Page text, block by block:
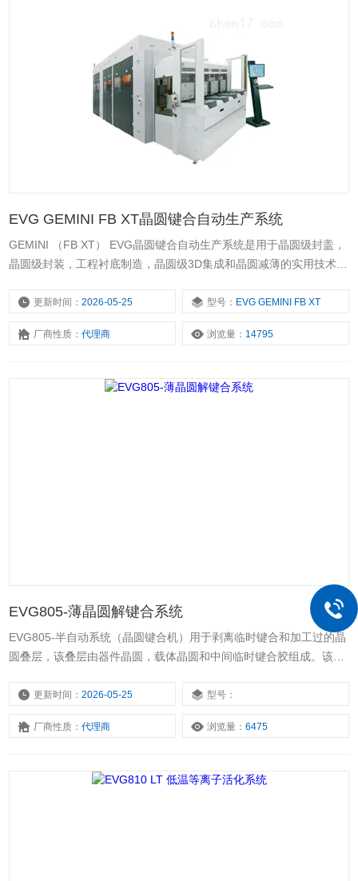
EVG GEMINI FB XT晶圆键合自动生产系统
GEMINI （FB XT） EVG晶圆键合自动生产系统是用于晶圆级封盖，
晶圆级封装，工程衬底制造，晶圆级3D集成和晶圆减薄的实用技术。
CIS（CMOS图像传感器）实现了惊人的增长。这些过程使制造工程
极，直接/熔融，玻璃粉，焊料（包括共晶和瞬态液相）和金属扩散/
更新时间：2026-05-25 型号： EVG GEMINI FB XT
厂商性质：代理商 浏览量： 14795
EVG805-薄晶圆解键合系统
EVG805-半自动系统（晶圆键合机）用于剥离临时键合和加工过的晶
圆叠层，该叠层由器件晶圆，载体晶圆和中间临时键合胶组成。该工
更新时间：2026-05-25 型号：
厂商性质：代理商 浏览量：6475